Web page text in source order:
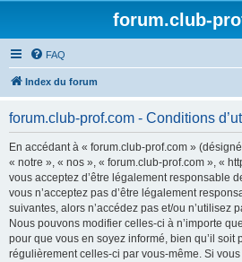
forum.club-
FAQ
Index du forum
forum.club-prof.com - Conditions
En accédant à « forum.club-prof.com »
« notre », « nos », « forum.club-prof.com », «
vous acceptez d’être légalement responsable
vous n’acceptez pas d’être légalement
suivantes, alors n’accédez pas et/ou n’utilisez
Nous pouvons modifier celles-ci à n’importe
pour que vous en soyez informé, bien qu’il soit
régulièrement celles-ci par vous-même. Si